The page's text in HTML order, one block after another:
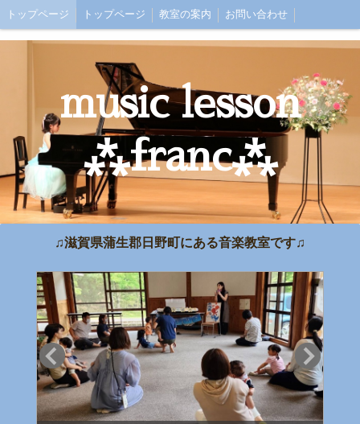
トップページ トップページ 教室の案内 お問い合わせ
music lesson
⁂franc⁂
♫滋賀県蒲生郡日野町にある音楽教室です♫